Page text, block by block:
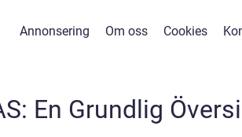
Annonsering Om oss Cookies
En Grundlig